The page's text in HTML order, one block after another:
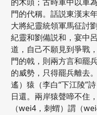
門的代稱。話説東漢末
大將紀靈統領軍馬征討
紀靈和劉備説和，宴中
道，自己不願見到爭戰
門的戟，則兩方言和罷
的威勢，只得罷兵離去
遙）猿（李白“下江陵”
日還。兩岸猿聲啼不住
（wei4，刺蝟）謂（